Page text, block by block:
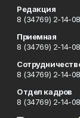
Редакция
8 (34769) 2-14-08
Приемная
8 (34769) 2-14-08
8 (34769) 2-14-08
Отдел кадров
8 (34769) 2-14-08